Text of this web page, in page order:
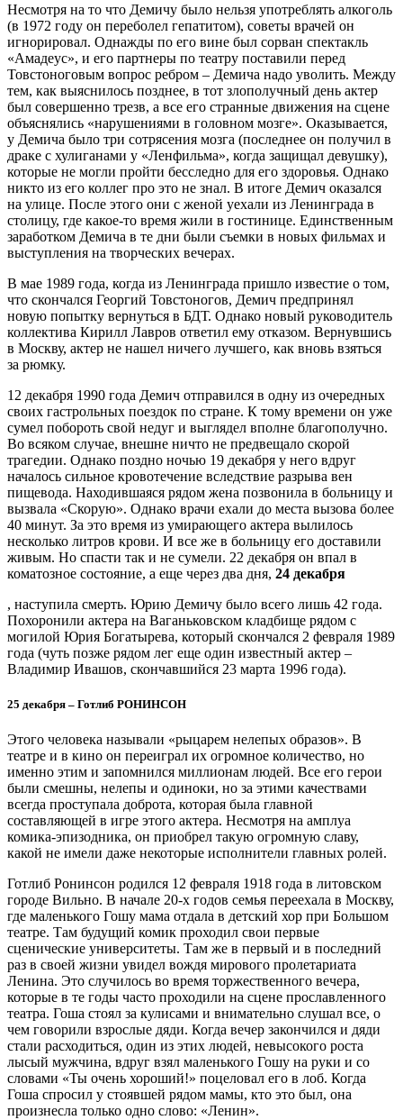
Несмотря на то что Демичу было нельзя употреблять алкоголь
(в 1972 году он переболел гепатитом), советы врачей он
игнорировал. Однажды по его вине был сорван спектакль
«Амадеус», и его партнеры по театру поставили перед
Товстоноговым вопрос ребром – Демича надо уволить. Между
тем, как выяснилось позднее, в тот злополучный день актер
был совершенно трезв, а все его странные движения на сцене
объяснялись «нарушениями в головном мозге». Оказывается,
у Демича было три сотрясения мозга (последнее он получил в
драке с хулиганами у «Ленфильма», когда защищал девушку),
которые не могли пройти бесследно для его здоровья. Однако
никто из его коллег про это не знал. В итоге Демич оказался
на улице. После этого они с женой уехали из Ленинграда в
столицу, где какое-то время жили в гостинице. Единственным
заработком Демича в те дни были съемки в новых фильмах и
выступления на творческих вечерах.
В мае 1989 года, когда из Ленинграда пришло известие о том,
что скончался Георгий Товстоногов, Демич предпринял
новую попытку вернуться в БДТ. Однако новый руководитель
коллектива Кирилл Лавров ответил ему отказом. Вернувшись
в Москву, актер не нашел ничего лучшего, как вновь взяться
за рюмку.
12 декабря 1990 года Демич отправился в одну из очередных
своих гастрольных поездок по стране. К тому времени он уже
сумел побороть свой недуг и выглядел вполне благополучно.
Во всяком случае, внешне ничто не предвещало скорой
трагедии. Однако поздно ночью 19 декабря у него вдруг
началось сильное кровотечение вследствие разрыва вен
пищевода. Находившаяся рядом жена позвонила в больницу и
вызвала «Скорую». Однако врачи ехали до места вызова более
40 минут. За это время из умирающего актера вылилось
несколько литров крови. И все же в больницу его доставили
живым. Но спасти так и не сумели. 22 декабря он впал в
коматозное состояние, а еще через два дня, 24 декабря
, наступила смерть. Юрию Демичу было всего лишь 42 года.
Похоронили актера на Ваганьковском кладбище рядом с
могилой Юрия Богатырева, который скончался 2 февраля 1989
года (чуть позже рядом лег еще один известный актер –
Владимир Ивашов, скончавшийся 23 марта 1996 года).
25 декабря – Готлиб РОНИНСОН
Этого человека называли «рыцарем нелепых образов». В
театре и в кино он переиграл их огромное количество, но
именно этим и запомнился миллионам людей. Все его герои
были смешны, нелепы и одиноки, но за этими качествами
всегда проступала доброта, которая была главной
составляющей в игре этого актера. Несмотря на амплуа
комика-эпизодника, он приобрел такую огромную славу,
какой не имели даже некоторые исполнители главных ролей.
Готлиб Ронинсон родился 12 февраля 1918 года в литовском
городе Вильно. В начале 20-х годов семья переехала в Москву,
где маленького Гошу мама отдала в детский хор при Большом
театре. Там будущий комик проходил свои первые
сценические университеты. Там же в первый и в последний
раз в своей жизни увидел вождя мирового пролетариата
Ленина. Это случилось во время торжественного вечера,
которые в те годы часто проходили на сцене прославленного
театра. Гоша стоял за кулисами и внимательно слушал все, о
чем говорили взрослые дяди. Когда вечер закончился и дяди
стали расходиться, один из этих людей, невысокого роста
лысый мужчина, вдруг взял маленького Гошу на руки и со
словами «Ты очень хороший!» поцеловал его в лоб. Когда
Гоша спросил у стоявшей рядом мамы, кто это был, она
произнесла только одно слово: «Ленин».